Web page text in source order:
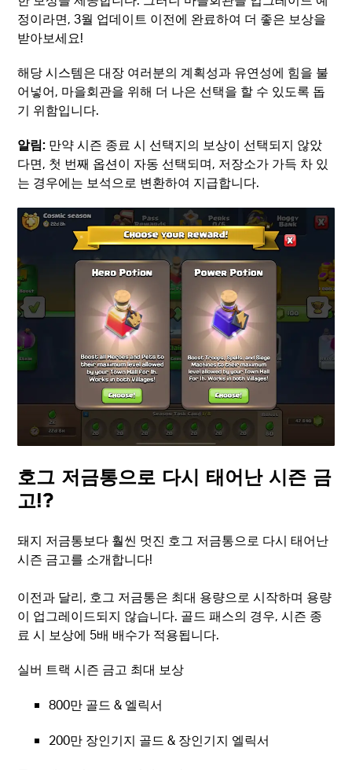
정이라면, 3월 업데이트 이전에 완료하여 더 좋은 보상을
받아보세요!
해당 시스템은 대장 여러분의 계획성과 유연성에 힘을 불
어넣어, 마을회관을 위해 더 나은 선택을 할 수 있도록 돕
기 위함입니다.
알림: 만약 시즌 종료 시 선택지의 보상이 선택되지 않았
다면, 첫 번째 옵션이 자동 선택되며, 저장소가 가득 차 있
는 경우에는 보석으로 변환하여 지급합니다.
호그 저금통으로 다시 태어난 시즌 금
고!?
돼지 저금통보다 훨씬 멋진 호그 저금통으로 다시 태어난
시즌 금고를 소개합니다!
이전과 달리, 호그 저금통은 최대 용량으로 시작하며 용량
이 업그레이드되지 않습니다. 골드 패스의 경우, 시즌 종
료 시 보상에 5배 배수가 적용됩니다.
실버 트랙 시즌 금고 최대 보상
800만 골드 & 엘릭서
200만 장인기지 골드 & 장인기지 엘릭서